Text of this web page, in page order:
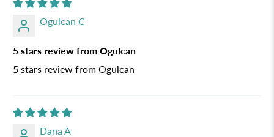
Ogulcan C
5 stars review from Ogulcan
5 stars review from Ogulcan
Dana A